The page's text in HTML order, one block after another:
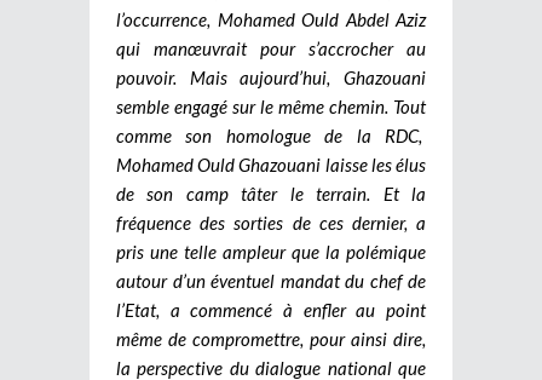
l’occurrence, Mohamed Ould Abdel Aziz
qui manœuvrait pour s’accrocher au
pouvoir. Mais aujourd’hui, Ghazouani
semble engagé sur le même chemin. Tout
comme son homologue de la RDC,
Mohamed Ould Ghazouani laisse les élus
de son camp tâter le terrain. Et la
fréquence des sorties de ces dernier, a
pris une telle ampleur que la polémique
autour d’un éventuel mandat du chef de
l’Etat, a commencé à enfler au point
même de compromettre, pour ainsi dire,
la perspective du dialogue national que